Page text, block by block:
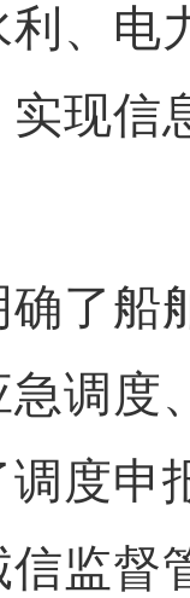
、电
现信
了船
调度
度申
监督